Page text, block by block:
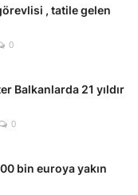
, tatile gelen
0
Balkanlarda 21 yıldır
0
bin euroya yakın